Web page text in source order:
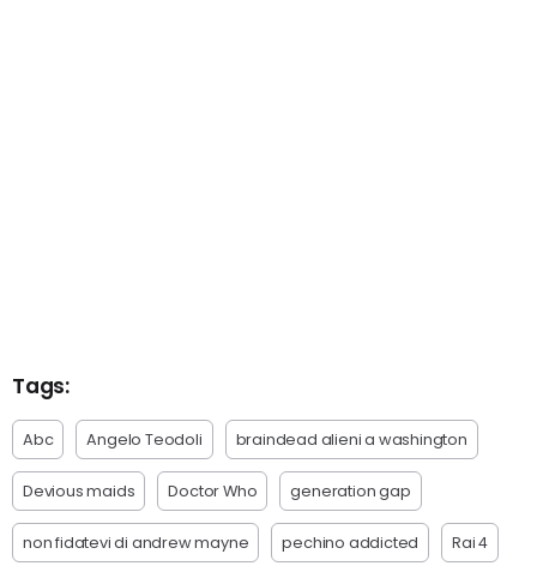
Tags:
Abc Angelo Teodoli braindead alieni a washington
Devious maids Doctor Who generation gap
non fidatevi di andrew mayne pechino addicted Rai 4